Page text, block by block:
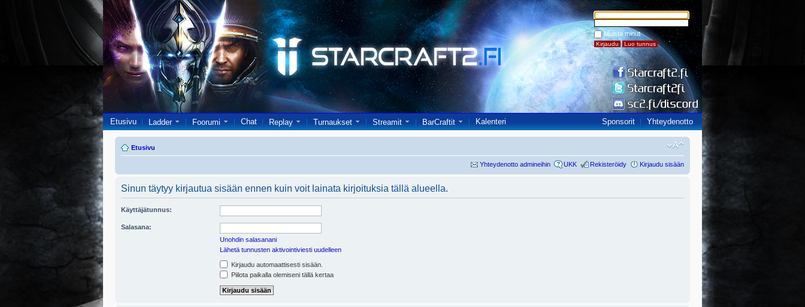
Muista minut
Etusivu Ladder Foorumi Chat Replay Turnaukset Streamit BarCraftit Kalenteri Sponsorit Yhteydenotto
Etusivu
Yhteydenotto admineihin UKK Rekisteröidy Kirjaudu sisään
Sinun täytyy kirjautua sisään ennen kuin voit lainata kirjoituksia tällä alueella.
Käyttäjätunnus:
Salasana:
Unohdin salasanani
Lähetä tunnusten aktivointiviesti uudelleen
Kirjaudu automaattisesti sisään.
Piilota paikalla olemiseni tällä kertaa